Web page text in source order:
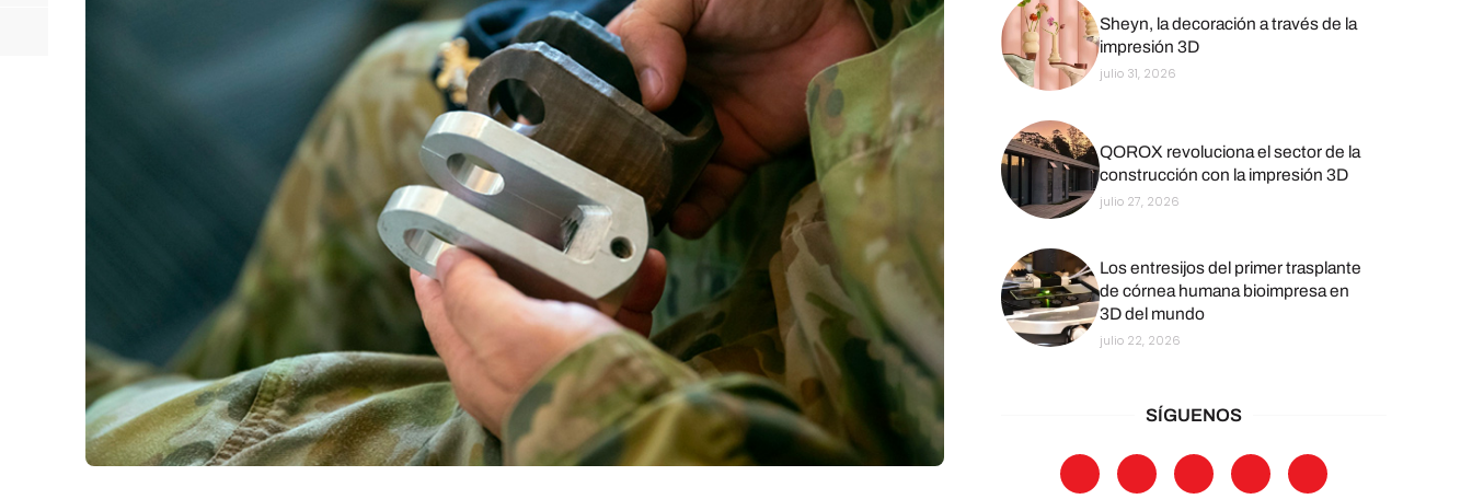
Negocios
Rankings 3D
Softwares 3D
Vídeos
Sheyn, la decoración a través de la
impresión 3D
julio 31, 2026
QOROX revoluciona el sector de la
construcción con la impresión 3D
julio 27, 2026
Los entresijos del primer trasplante
de córnea humana bioimpresa en
3D del mundo
julio 22, 2026
SÍGUENOS